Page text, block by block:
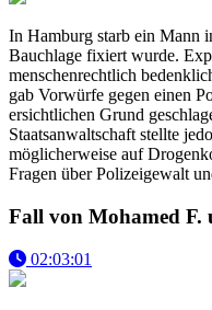
In Hamburg starb ein Mann
Bauchlage fixiert wurde.
menschenrechtlich
gab Vorwürfe gegen einen
ersichtlichen Grund
Staatsanwaltschaft stellte
möglicherweise auf
Fragen über Polizeigewalt
Fall von Mohamed F.
02:03:01